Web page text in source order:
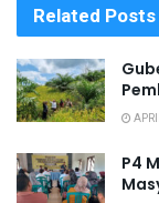
Related Posts
P4